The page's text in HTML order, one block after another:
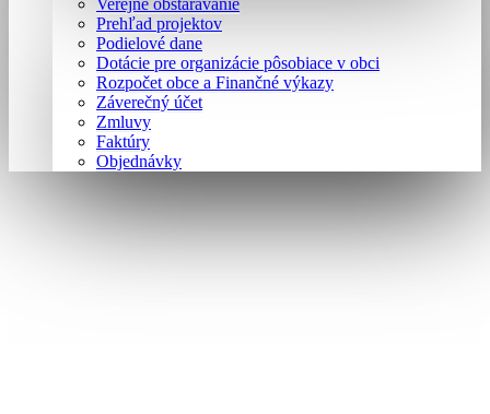
Verejné obstarávanie
Prehľad projektov
Podielové dane
Dotácie pre organizácie pôsobiace v obci
Rozpočet obce a Finančné výkazy
Záverečný účet
Zmluvy
Faktúry
Objednávky